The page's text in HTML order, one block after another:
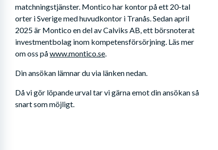
matchningstjänster. Montico har kontor på ett 20-tal
orter i Sverige med huvudkontor i Tranås. Sedan april
2025 är Montico en del av Calviks AB, ett börsnoterat
investmentbolag inom kompetensförsörjning. Läs mer
om oss på www.montico.se.
Din ansökan lämnar du via länken nedan.
Då vi gör löpande urval tar vi gärna emot din ansökan så
snart som möjligt.